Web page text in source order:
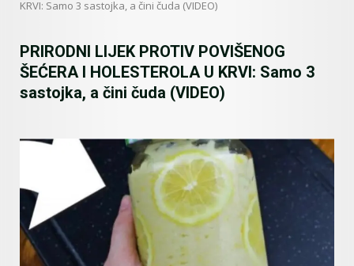
KRVI: Samo 3 sastojka, a čini čuda (VIDEO)
PRIRODNI LIJEK PROTIV POVIŠENOG
ŠEĆERA I HOLESTEROLA U KRVI: Samo 3
sastojka, a čini čuda (VIDEO)